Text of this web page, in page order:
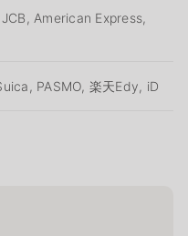
American Express,
PASMO, 楽天Edy, iD